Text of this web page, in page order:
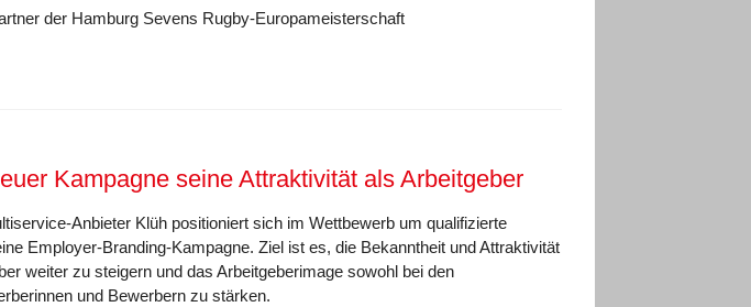
der Hamburg Sevens Rugby-Europameisterschaft
Kampagne seine Attraktivität als Arbeitgeber
Anbieter Klüh positioniert sich im Wettbewerb um qualifizierte
Employer-Branding-Kampagne. Ziel ist es, die Bekanntheit und Attraktivität
weiter zu steigern und das Arbeitgeberimage sowohl bei den
und Bewerbern zu stärken.